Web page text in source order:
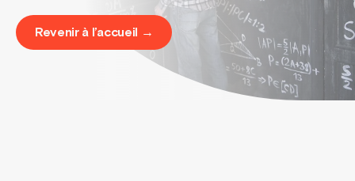
Revenir à l’accueil →